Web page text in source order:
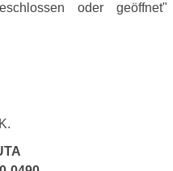
oder geöffnet"